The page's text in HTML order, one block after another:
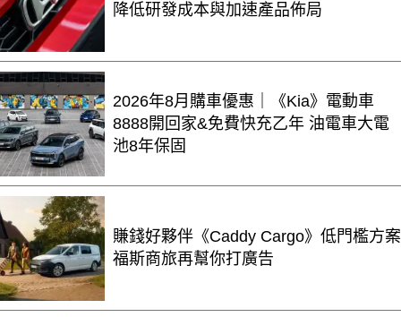
降低研發成本與加速產品佈局
2026年8月購車優惠｜《Kia》電動車
8888開回家&免費快充乙年 油電車大電
池8年保固
賺錢好夥伴《Caddy Cargo》低門檻方案
福斯商旅再幫你打廣告